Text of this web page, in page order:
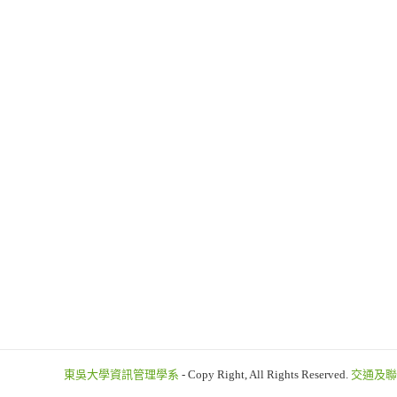
東吳大學資訊管理學系 - Copy Right, All Rights Reserved. 交通及